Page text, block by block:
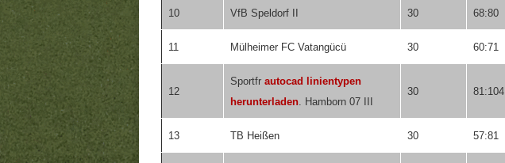
10 VfB Speldorf II 30 68:80
11 Mülheimer FC Vatangücü 30 60:71
12
Sportfr autocad linientypen
herunterladen. Hamborn 07 III
30 81:104
13 TB Heißen 30 57:81